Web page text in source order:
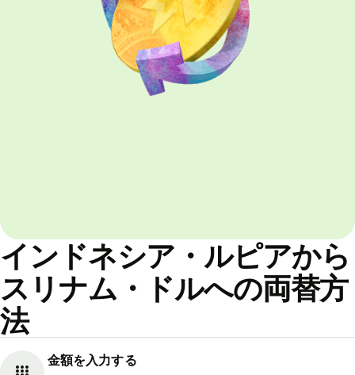
インドネシア・ルピアから
スリナム・ドルへの両替方
法
金額を入力する